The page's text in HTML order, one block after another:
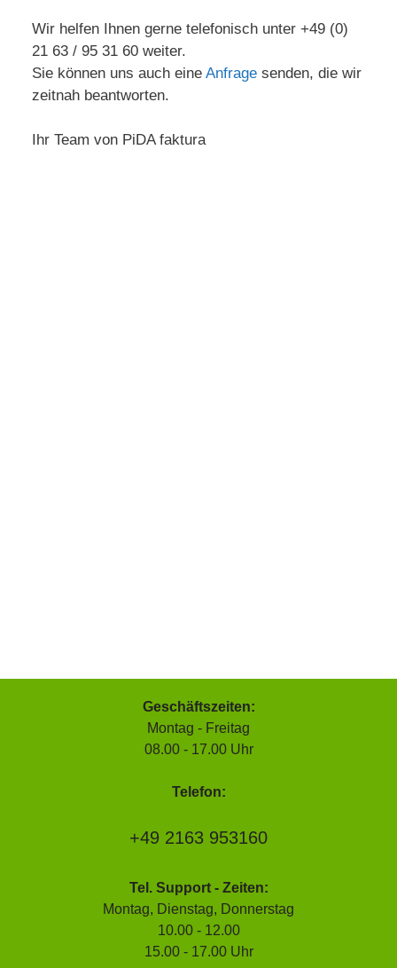
Wir helfen Ihnen gerne telefonisch unter +49 (0)
21 63 / 95 31 60 weiter.
Sie können uns auch eine Anfragesenden, die wir
zeitnah beantworten.
Ihr Team von PiDA faktura
Geschäftszeiten:
Montag - Freitag
08.00 - 17.00 Uhr
Telefon:
+49 2163 953160
Tel. Support - Zeiten:
Montag, Dienstag, Donnerstag
10.00 - 12.00
15.00 - 17.00 Uhr